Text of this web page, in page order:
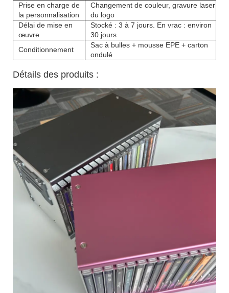
Prise en charge de
la personnalisation
Changement de couleur, gravure laser
du logo
Délai de mise en
œuvre
Stocké : 3 à 7 jours. En vrac : environ
30 jours
Conditionnement
Sac à bulles + mousse EPE + carton
ondulé
Détails des produits :